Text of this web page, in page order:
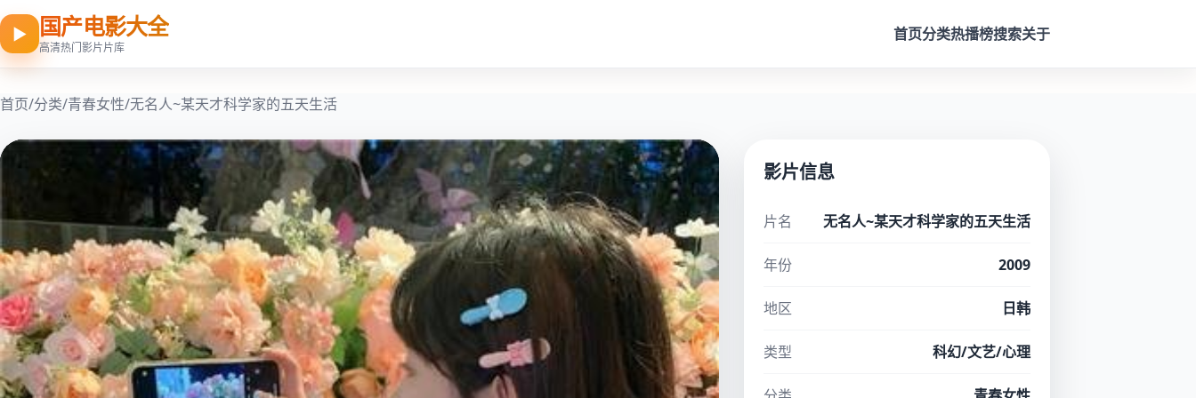
▶ 国产电影大全
高清热门影片片库
首页分类热播榜搜索关于
首页/分类/青春女性/无名人~某天才科学家的五天生活
影片信息
片名 无名人~某天才科学家的五天生活
年份 2009
地区 日韩
类型 科幻/文艺/心理